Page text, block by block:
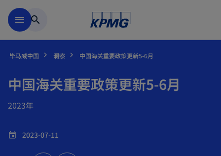
menu search
毕马威中国 洞察 中国海关重要政策更新5-6月
中国海关重要政策更新5-6月
2023年
event 2023-07-11